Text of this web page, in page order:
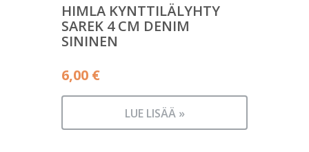
HIMLA KYNTTILÄLYHTY
SAREK 4 CM DENIM
SININEN
6,00 €
LUE LISÄÄ »